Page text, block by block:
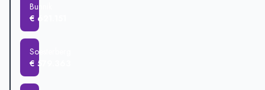
Bunnik
€ 621.151
Soesterberg
€ 579.363